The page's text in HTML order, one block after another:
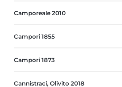
Camporeale 2010
Campori 1855
Campori 1873
Cannistraci, Olivito 2018